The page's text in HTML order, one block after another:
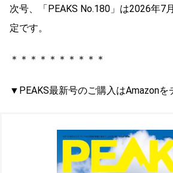
次号、「PEAKS No.180」は2026年7
定です。
＊＊＊＊＊＊＊＊＊＊
▼PEAKS最新号のご購入はAmazonを